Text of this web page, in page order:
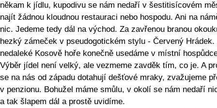
někam k jídlu, kupodivu se nám nedaří v šestitisícovém
najít žádnou kloudnou restauraci nebo hospodu. Ani na
nic. Jedeme tedy dál na východ. Za zavřenou branou
hezký zámeček v pseudogotickém stylu - Červený Hrádek.
nedaleké Kosově hoře konečně usedáme v místní
Výběr jídel není velký, ale vezmeme zavděk tím, co je. A
se na nás od západu dotahují dešťové mraky, zvažujeme
v penzionu. Bohužel máme smůlu, v okolí se nám nedaří
a tak šlapem dál a prostě uvidíme.